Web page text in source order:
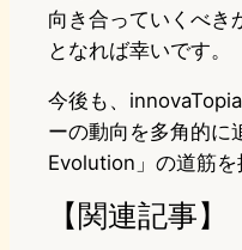
向き合っていくべき
となれば幸いです。
今後も、
ーの動向を多角的に
Evolution」の道筋を
【関連記事】